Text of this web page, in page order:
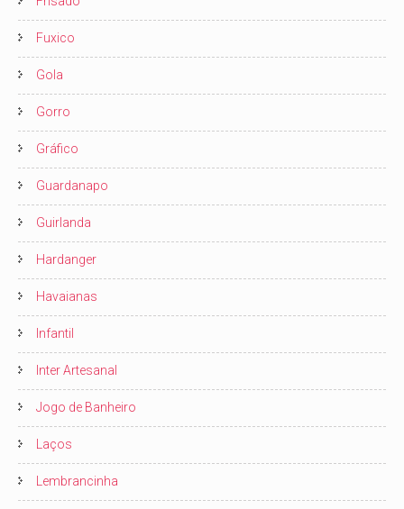
Fuxico
Gola
Gorro
Gráfico
Guardanapo
Guirlanda
Hardanger
Havaianas
Infantil
Inter Artesanal
Jogo de Banheiro
Laços
Lembrancinha